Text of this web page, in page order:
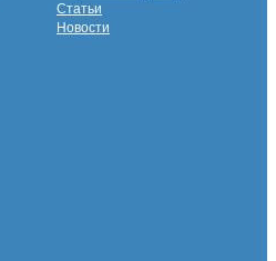
Статьи
Новости